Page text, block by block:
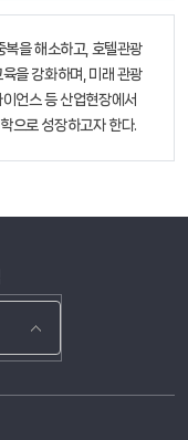
복을 해소하고, 호텔관광
을 강화하며, 미래 관광
언스 등 산업현장에서
으로 성장하고자 한다.